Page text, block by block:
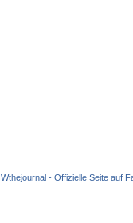
Wthejournal - Offizielle Seite auf